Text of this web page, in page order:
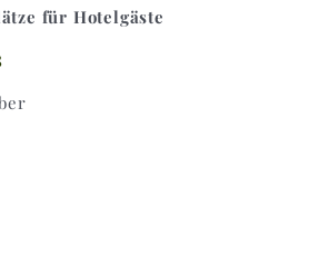
für Hotelgäste